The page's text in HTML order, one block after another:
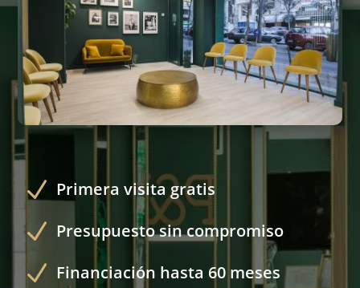
N Primera visita gratis
N Presupuesto sin compromiso
N Financiación hasta 60 meses